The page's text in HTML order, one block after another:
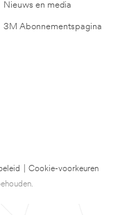
Nieuws en media
3M Abonnementspagina
Cookie-voorkeuren